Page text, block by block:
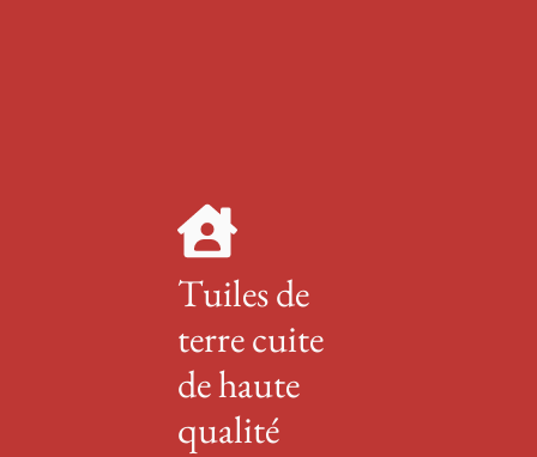
Tuiles de
terre cuite
de haute
qualité